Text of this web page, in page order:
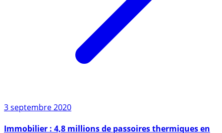
3 septembre 2020